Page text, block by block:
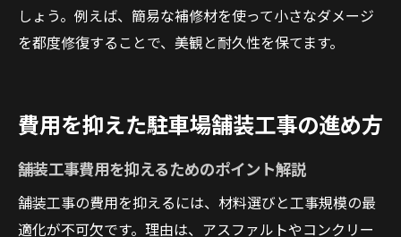
しょう。例えば、簡易な補修材を使って小さなダメージ
を都度修復することで、美観と耐久性を保てます。
費用を抑えた駐車場舗装工事の進め方
舗装工事費用を抑えるためのポイント解説
舗装工事の費用を抑えるには、材料選びと工事規模の最
適化が不可欠です。理由は、アスファルトやコンクリー